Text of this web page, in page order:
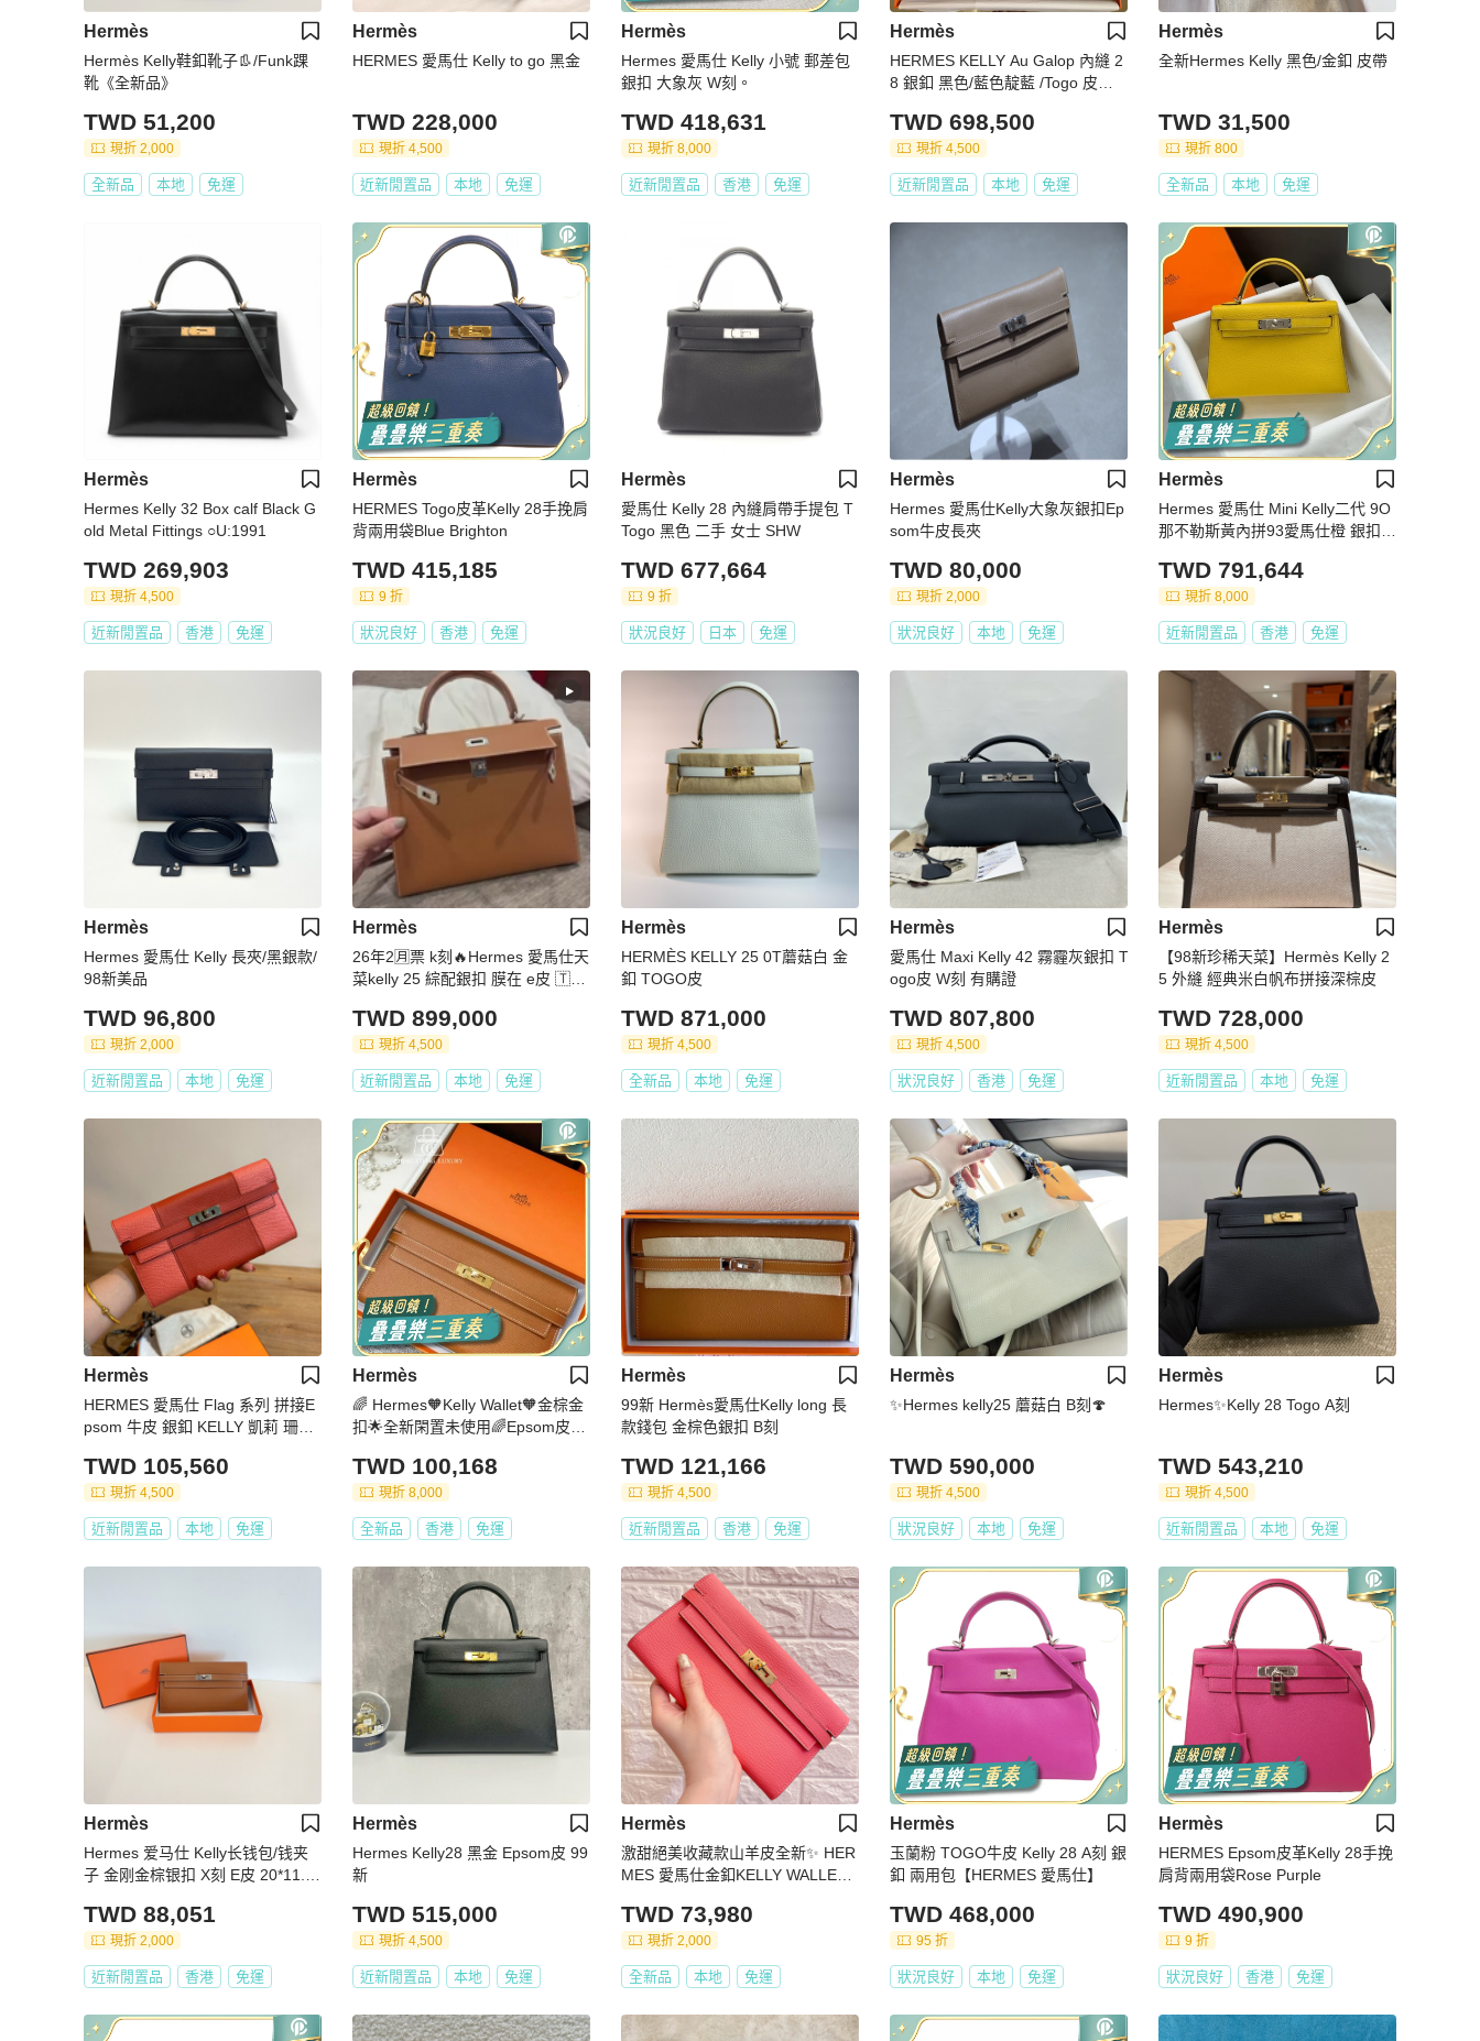
Hermès
Hermès Kelly鞋釦靴子👢/Funk踝
靴《全新品》
TWD 51,200
現折 2,000
全新品 本地 免運
Hermès
HERMES 愛馬仕 Kelly to go 黑金
TWD 228,000
現折 4,500
近新閒置品 本地 免運
Hermès
Hermes 愛馬仕 Kelly 小號 郵差包
銀扣 大象灰 W刻。
TWD 418,631
現折 8,000
近新閒置品 香港 免運
Hermès
HERMES KELLY Au Galop 內縫 2
8 銀釦 黑色/藍色靛藍 /Togo 皮革/
TWD 698,500
現折 4,500
近新閒置品 本地 免運
Hermès
全新Hermes Kelly 黑色/金釦 皮帶
TWD 31,500
現折 800
全新品 本地 免運
Hermès
Hermes Kelly 32 Box calf Black G
old Metal Fittings ○U:1991
TWD 269,903
現折 4,500
近新閒置品 香港 免運
Hermès
HERMES Togo皮革Kelly 28手挽肩
背兩用袋Blue Brighton
TWD 415,185
9 折
狀況良好 香港 免運
Hermès
愛馬仕 Kelly 28 內縫肩帶手提包 T
Togo 黑色 二手 女士 SHW
TWD 677,664
9 折
狀況良好 日本 免運
Hermès
Hermes 愛馬仕Kelly大象灰銀扣Ep
som牛皮長夾
TWD 80,000
現折 2,000
狀況良好 本地 免運
Hermès
Hermes 愛馬仕 Mini Kelly二代 9O
那不勒斯黃內拼93愛馬仕橙 銀扣 U
TWD 791,644
現折 8,000
近新閒置品 香港 免運
Hermès
Hermes 愛馬仕 Kelly 長夾/黑銀款/
98新美品
TWD 96,800
現折 2,000
近新閒置品 本地 免運
Hermès
26年2🈷️票 k刻🔥Hermes 愛馬仕天
菜kelly 25 綜配銀扣 膜在 e皮 🇹🇼
TWD 899,000
現折 4,500
近新閒置品 本地 免運
Hermès
HERMÈS KELLY 25 0T蘑菇白 金
釦 TOGO皮
TWD 871,000
現折 4,500
全新品 本地 免運
Hermès
愛馬仕 Maxi Kelly 42 霧霾灰銀扣 T
ogo皮 W刻 有購證
TWD 807,800
現折 4,500
狀況良好 香港 免運
Hermès
【98新珍稀天菜】Hermès Kelly 2
5 外縫 經典米白帆布拼接深棕皮
TWD 728,000
現折 4,500
近新閒置品 本地 免運
Hermès
HERMES 愛馬仕 Flag 系列 拼接E
psom 牛皮 銀釦 KELLY 凱莉 珊瑚
包
TWD 105,560
現折 4,500
近新閒置品 本地 免運
Hermès
🌈 Hermes🧡Kelly Wallet🧡金棕金
扣🌟全新閑置未使用🌈Epsom皮🌟
allet🌟kelly🌟長銀包🌟愛馬仕🌟
TWD 100,168
現折 8,000
全新品 香港 免運
Hermès
99新 Hermès愛馬仕Kelly long 長
款錢包 金棕色銀扣 B刻
TWD 121,166
現折 4,500
近新閒置品 香港 免運
Hermès
✨Hermes kelly25 蘑菇白 B刻🍄
TWD 590,000
現折 4,500
狀況良好 本地 免運
Hermès
Hermes✨Kelly 28 Togo A刻
TWD 543,210
現折 4,500
近新閒置品 本地 免運
Hermès
Hermes 爱马仕 Kelly长钱包/钱夹
子 金刚金棕银扣 X刻 E皮 20*11.5*
TWD 88,051
現折 2,000
近新閒置品 香港 免運
Hermès
Hermes Kelly28 黑金 Epsom皮 99
新
TWD 515,000
現折 4,500
近新閒置品 本地 免運
Hermès
激甜絕美收藏款山羊皮全新✨ HER
MES 愛馬仕金釦KELLY WALLET
TWD 73,980
現折 2,000
全新品 本地 免運
Hermès
玉蘭粉 TOGO牛皮 Kelly 28 A刻 銀
釦 兩用包【HERMES 愛馬仕】
TWD 468,000
95 折
狀況良好 本地 免運
Hermès
HERMES Epsom皮革Kelly 28手挽
肩背兩用袋Rose Purple
TWD 490,900
9 折
狀況良好 香港 免運